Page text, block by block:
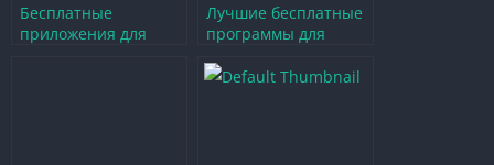
Бесплатные
приложения для
Лучшие бесплатные
программы для
онлайн на Android